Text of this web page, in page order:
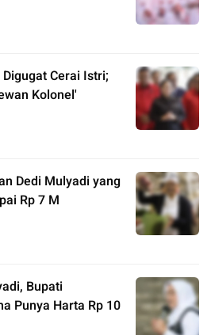
Cerai Istri;
Kolonel'
Dedi Mulyadi yang
Rp 7 M
Bupati
Punya Harta Rp 10